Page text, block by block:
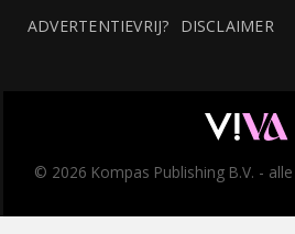
ADVERTENTIEVRIJ? DISCLAIMER
© 2026 Kompas Publishing B.V. -